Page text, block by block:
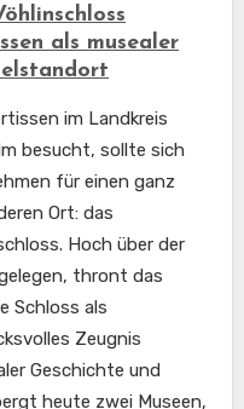
als musealer
im Landkreis
besucht, sollte sich
für einen ganz
Ort: das
Hoch über der
thront das
Schloss als
Zeugnis
Geschichte und
heute zwei Museen,